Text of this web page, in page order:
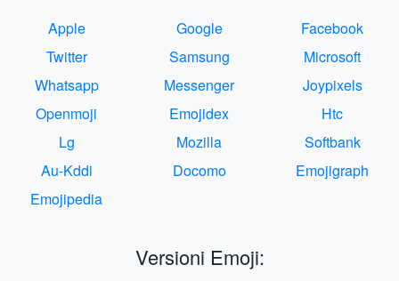
Apple Google
Facebook
Twitter
Samsung
Microsoft
Whatsapp
Messenger
Joypixels
Openmoji
Emojidex
Htc
Lg
Mozilla
Softbank
Au-Kddi
Docomo
Emojigraph
Emojipedia
Versioni Emoji: